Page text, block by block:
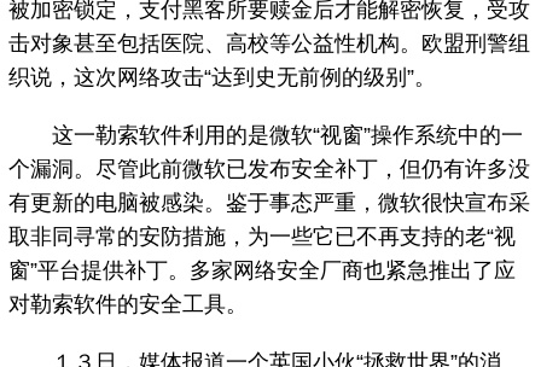
被加密锁定，支付黑客所要赎金后才能解密恢复，受攻
击对象甚至包括医院、高校等公益性机构。欧盟刑警组
织说，这次网络攻击“达到史无前例的级别”。
这一勒索软件利用的是微软“视窗”操作系统中的一
个漏洞。尽管此前微软已发布安全补丁，但仍有许多没
有更新的电脑被感染。鉴于事态严重，微软很快宣布采
取非同寻常的安防措施，为一些它已不再支持的老“视
窗”平台提供补丁。多家网络安全厂商也紧急推出了应
对勒索软件的安全工具。